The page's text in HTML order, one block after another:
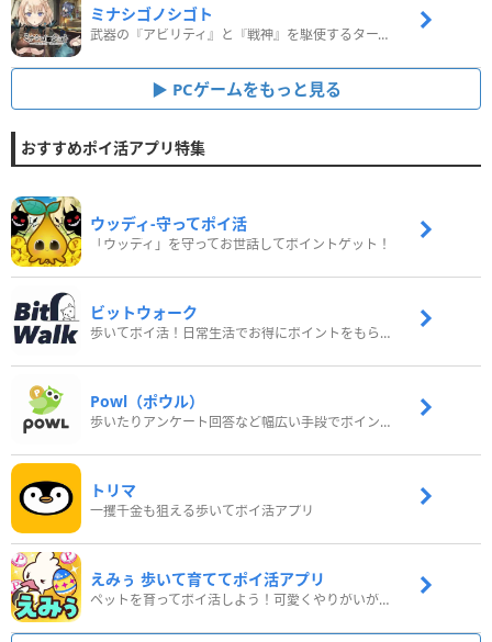
ミナシゴノシゴト
武器の『アビリティ』と『戦神』を駆使するターン制コマンドバトルRPG！
PCゲームをもっと見る
おすすめポイ活アプリ特集
ウッディ‐守ってポイ活
「ウッディ」を守ってお世話してポイントゲット！
ビットウォーク
歩いてポイ活！日常生活でお得にポイントをもらおう
Powl（ポウル）
歩いたりアンケート回答など幅広い手段でポイントをゲット
トリマ
一攫千金も狙える歩いてポイ活アプリ
えみぅ 歩いて育ててポイ活アプリ
ペットを育ってポイ活しよう！可愛くやりがいがある新感覚アプリ